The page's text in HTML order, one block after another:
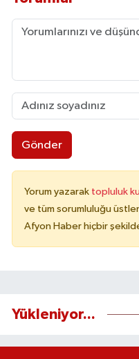
Gönder
Yorum yazarak topluluk
ve tüm sorumluluğu
Afyon Haber hiçbir
Yükleniyor...